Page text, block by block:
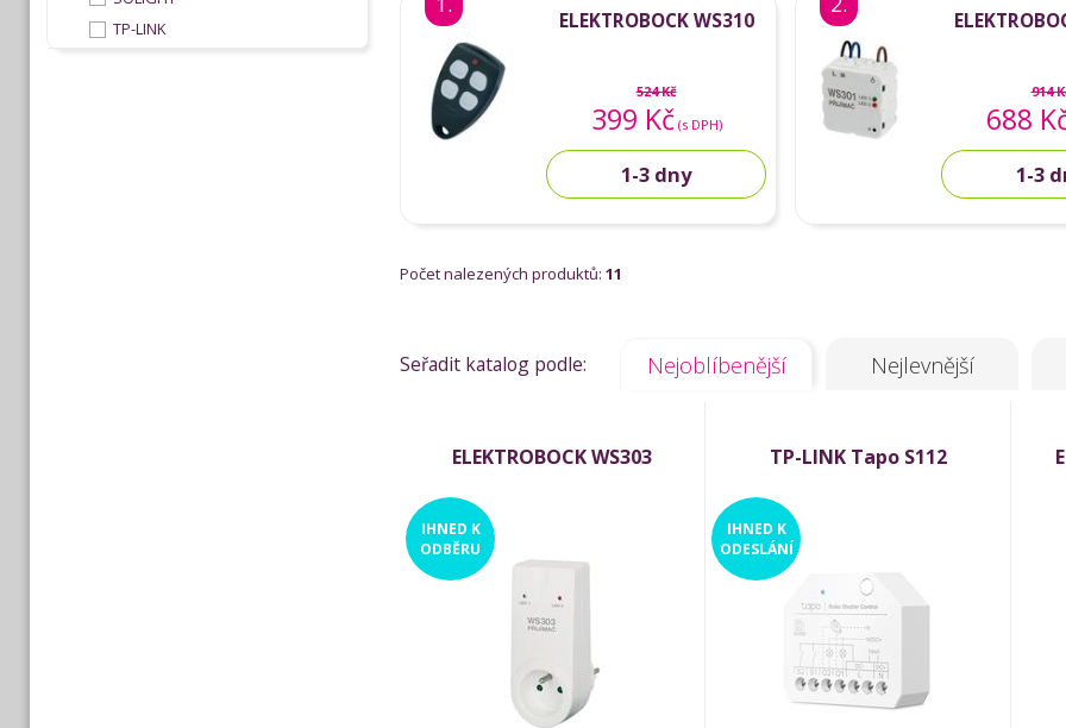
ELEKTROBOCK WS310
524 Kč
399 Kč(s DPH)
1-3 dny
914
688
1-3
Počet nalezených produktů: 11
Seřadit katalog podle: Nejoblíbenější Nejlevnější
ELEKTROBOCK WS303
IHNED K
ODBĚRU
TP-LINK Tapo S112
IHNED K
ODESLÁNÍ
TP-LINK